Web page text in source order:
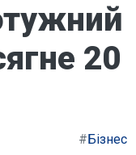
20
#Бізнес